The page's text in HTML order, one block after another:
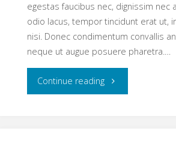
egestas faucibus nec, dignissim nec
odio lacus, tempor tincidunt erat ut,
nisi. Donec condimentum convallis
neque ut augue posuere pharetra.…
Continue reading"Two